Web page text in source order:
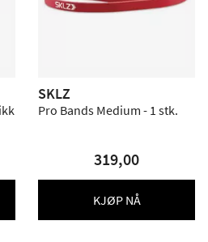
SKLZ
Pro Bands Medium - 1 stk.
319,00
KJØP NÅ